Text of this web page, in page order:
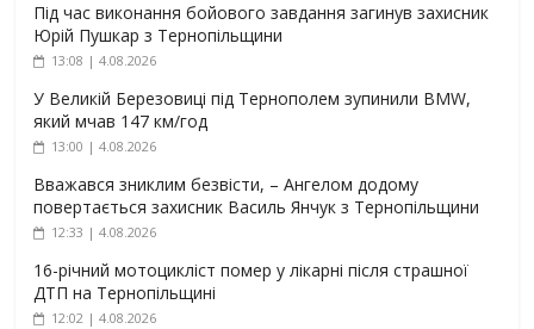
Під час виконання бойового завдання загинув захисник
Юрій Пушкар з Тернопільщини
13:08 | 4.08.2026
У Великій Березовиці під Тернополем зупинили BMW,
який мчав 147 км/год
13:00 | 4.08.2026
Вважався зниклим безвісти, – Ангелом додому
повертається захисник Василь Янчук з Тернопільщини
12:33 | 4.08.2026
16-річний мотоцикліст помер у лікарні після страшної
ДТП на Тернопільщині
12:02 | 4.08.2026